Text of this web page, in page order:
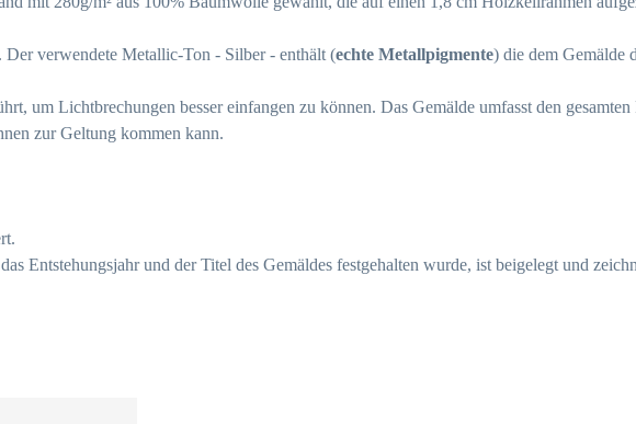
verwendete Metallic-Ton - Silber - enthält (echte Metallpigmente) die dem Gemälde
um Lichtbrechungen besser einfangen zu können. Das Gemälde umfasst den gesamten
zur Geltung kommen kann.
Entstehungsjahr und der Titel des Gemäldes festgehalten wurde, ist beigelegt und